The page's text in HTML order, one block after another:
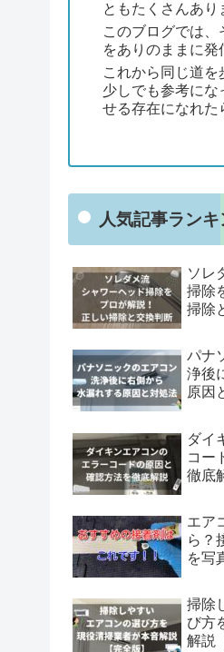
ともたくさんあり
このブログでは
をありのままに発
これから同じ道を
少しでも参考にな
せる存在になれた
人気記事ランキ
ソレ
掃除
掃除
パナ
浄後
原因
ダイ
コー
徹底
エア
ら？
を写
掃除
び方
解説